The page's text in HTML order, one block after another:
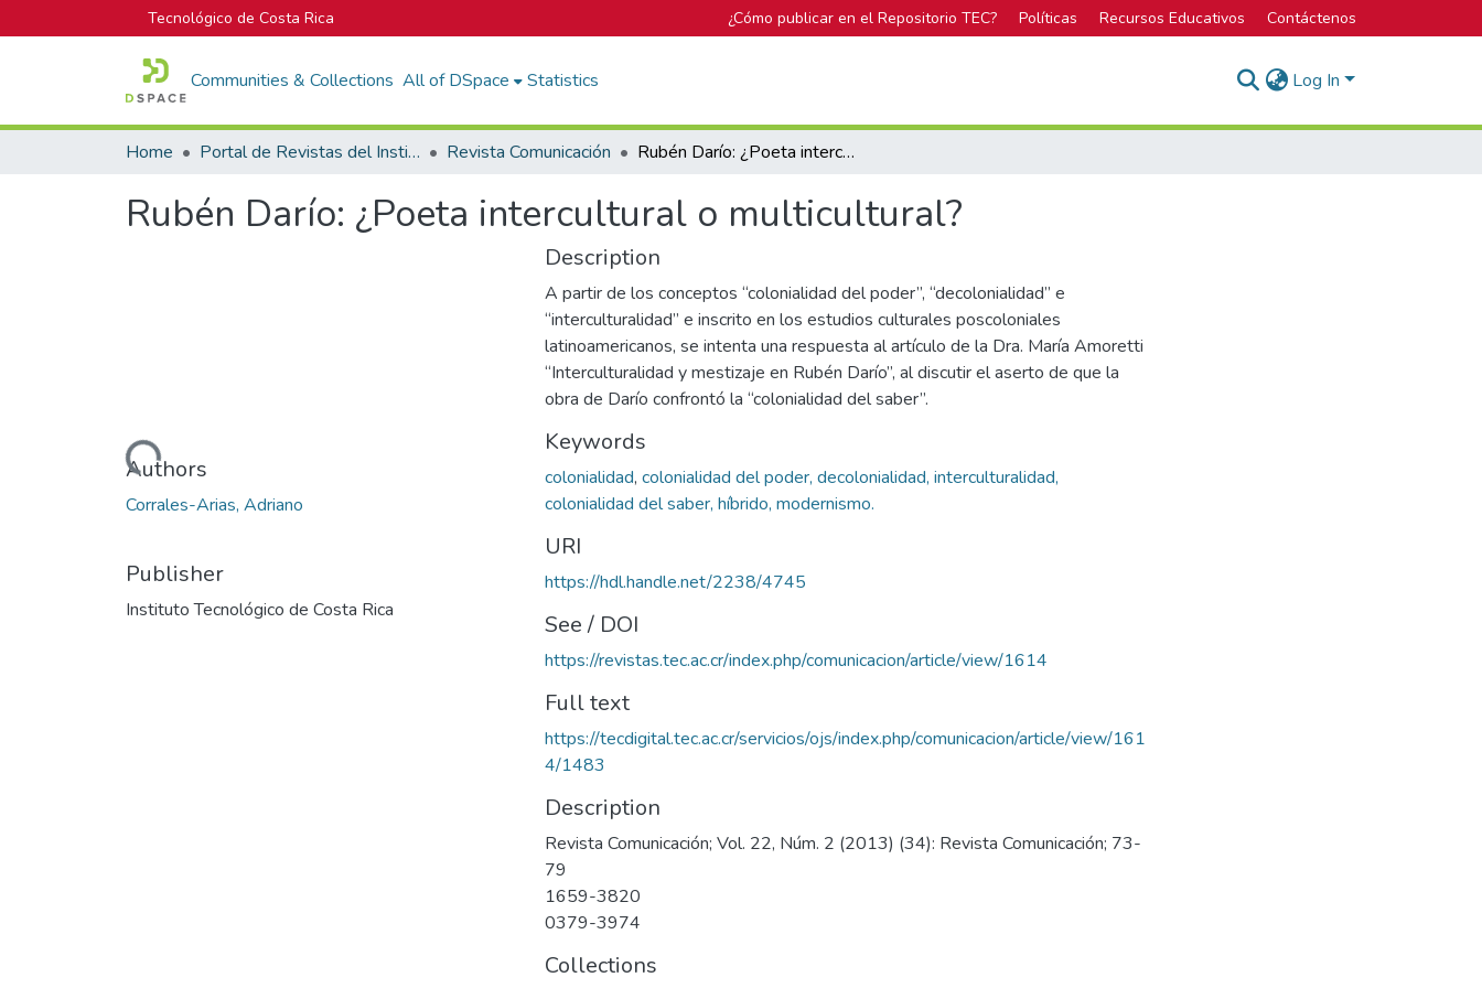
Tecnológico de Costa Rica ¿Cómo publicar en el Repositorio TEC? Políticas Recursos Educativos Contáctenos
Communities & Collections All of DSpace Statistics Log In
Home Portal de Revistas del Instituto Tecnológico de Costa Rica Revista Comunicación Rubén Darío: ¿Poeta intercultural o multicultural?
Rubén Darío: ¿Poeta intercultural o multicultural?
Loading...
Authors
Corrales-Arias, Adriano
Publisher
Instituto Tecnológico de Costa Rica
Description
A partir de los conceptos “colonialidad del poder”, “decolonialidad” e
“interculturalidad” e inscrito en los estudios culturales poscoloniales
latinoamericanos, se intenta una respuesta al artículo de la Dra. María Amoretti
“Interculturalidad y mestizaje en Rubén Darío”, al discutir el aserto de que la
obra de Darío confrontó la “colonialidad del saber”.
Keywords
colonialidad, colonialidad del poder, decolonialidad, interculturalidad,
colonialidad del saber, híbrido, modernismo.
URI
https://hdl.handle.net/2238/4745
See / DOI
https://revistas.tec.ac.cr/index.php/comunicacion/article/view/1614
Full text
https://tecdigital.tec.ac.cr/servicios/ojs/index.php/comunicacion/article/view/161
4/1483
Description
Revista Comunicación; Vol. 22, Núm. 2 (2013) (34): Revista Comunicación; 73-
79
1659-3820
0379-3974
Collections